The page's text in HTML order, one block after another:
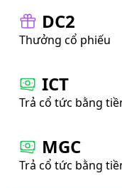
DC2
Thưởng cổ phiếu
ICT
Trả cổ tức bằng
MGC
Trả cổ tức bằng